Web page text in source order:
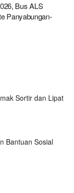
Bus ALS
Panyabungan-
Sortir dan Lipat
Bantuan Sosial